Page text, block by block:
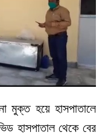
মুক্ত হয়ে হাসপাতালে
হাসপাতাল থেকে বের